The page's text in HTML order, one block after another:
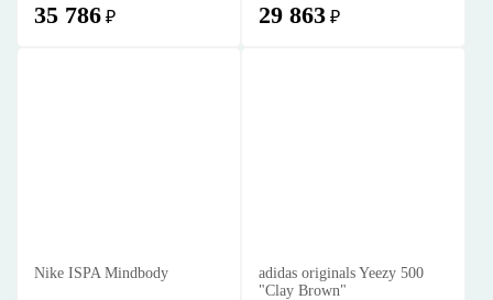
35 786 ₽ 29 863 ₽
Nike ISPA Mindbody
adidas originals Yeezy 500
"Clay Brown"